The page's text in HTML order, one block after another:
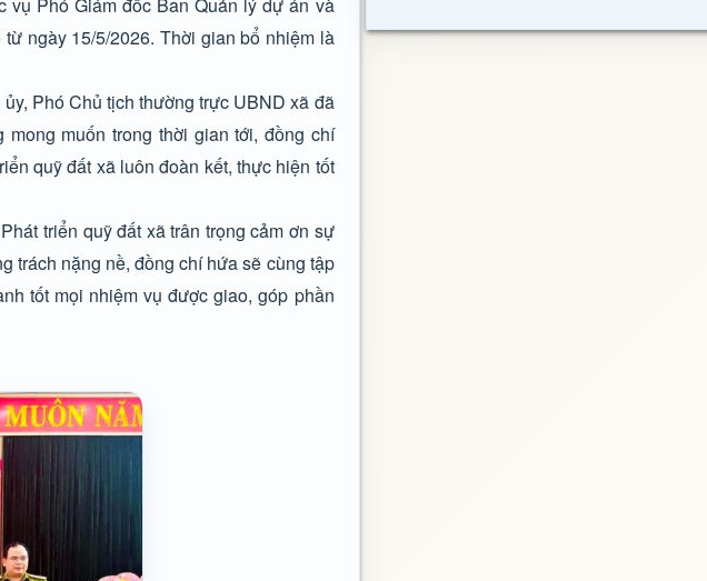
ngày 15/5/2026. Thời gian bổ nhiệm là
Phó Chủ tịch thường trực UBND xã đã
muốn trong thời gian tới, đồng chí
quỹ đất xã luôn đoàn kết, thực hiện tốt
triển quỹ đất xã trân trọng cảm ơn sự
trách nặng nề, đồng chí hứa sẽ cùng tập
tốt mọi nhiệm vụ được giao, góp phần